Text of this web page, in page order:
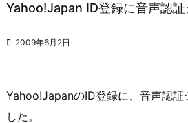
Yahoo!Japan ID登録に音声認証
 2009年6月2日
Yahoo!JapanのID登録に、音声認証
した。